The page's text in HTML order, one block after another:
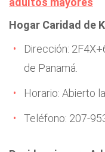
Hogar Caridad de
Dirección:
de Panamá.
Horario: Abierto
Teléfono: 207-